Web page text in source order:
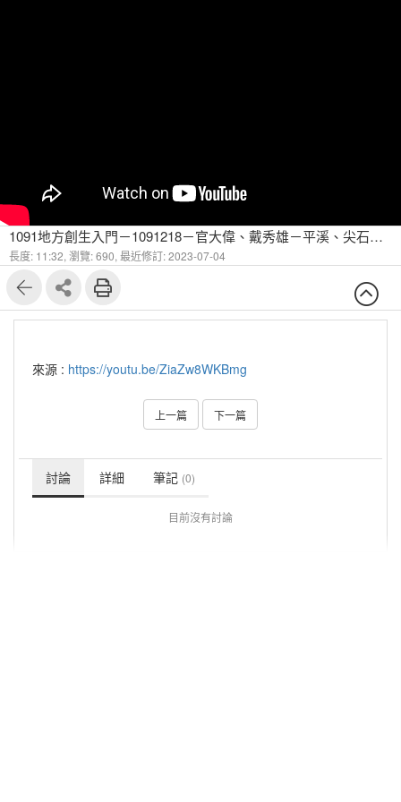
1091地方創生入門－1091218－官大偉、戴秀雄－平溪、尖石空間課題盤點（同學報告） 1
長度: 11:32, 瀏覽: 690, 最近修訂: 2023-07-04
來源 : https://youtu.be/ZiaZw8WKBmg
上一篇 下一篇
討論 詳細 筆記 (0)
目前沒有討論